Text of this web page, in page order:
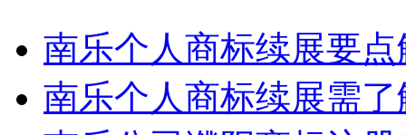
南乐个人商标续展要
南乐个人商标续展需